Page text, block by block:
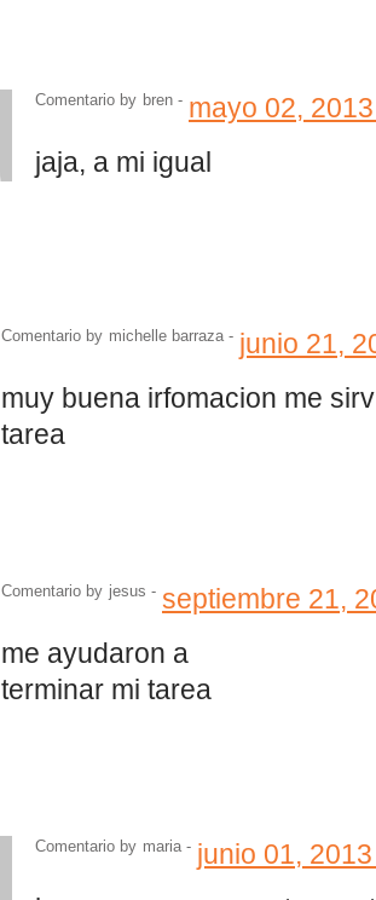
Comentario by bren - mayo 02,
jaja, a mi igual
Comentario by michelle barraza - junio 21,
muy buena irfomacion me
tarea
Comentario by jesus - septiembre 21,
me ayudaron a
terminar mi tarea
Comentario by maria- junio 01,